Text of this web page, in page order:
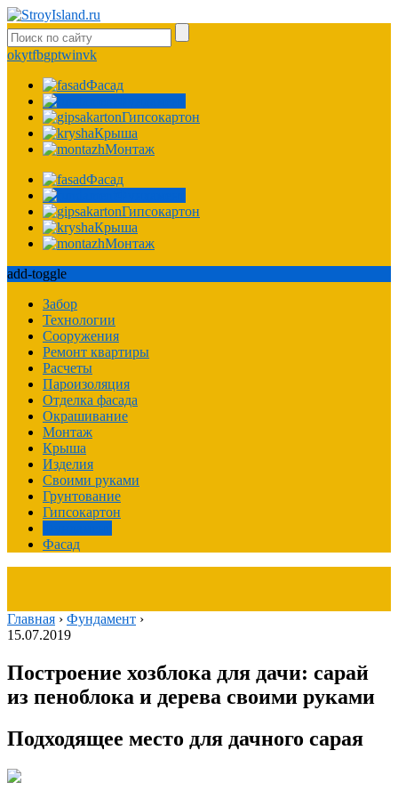
okytfbgptwinvk
Фасад
Гипсокартон
Крыша
Монтаж
Фасад
Гипсокартон
Крыша
Монтаж
add-toggle
Забор
Технологии
Сооружения
Ремонт квартиры
Расчеты
Пароизоляция
Отделка фасада
Окрашивание
Монтаж
Крыша
Изделия
Своими руками
Грунтование
Гипсокартон
Фасад
Главная › Фундамент ›
15.07.2019
Построение хозблока для дачи: сарай
из пеноблока и дерева своими руками
Подходящее место для дачного сарая